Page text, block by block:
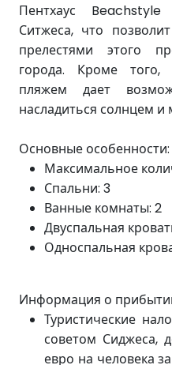
Пентхаус
Ситжеса, что
прелестями этого
города. Кроме
пляжем дает
насладиться солнцем
Основные особенности:
Максимальное
Спальни: 3
Ванные комнаты: 2
Двуспальная
Односпальная
Информация о
Туристические
советом Сиджеса,
евро на человека